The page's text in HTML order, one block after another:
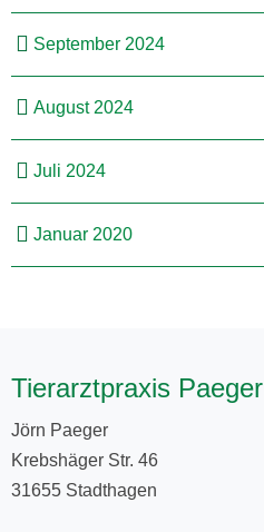
September 2024
August 2024
Juli 2024
Januar 2020
Tierarztpraxis Paeger
Jörn Paeger
Krebshäger Str. 46
31655 Stadthagen